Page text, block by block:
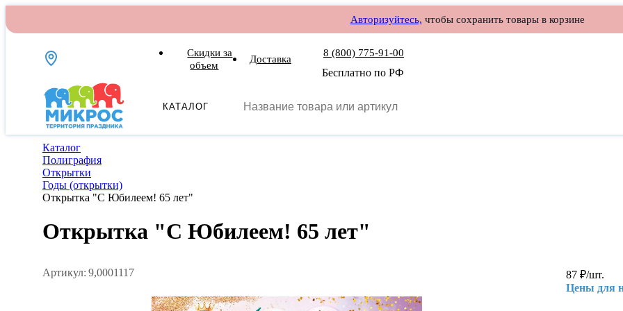
Авторизуйтесь, чтобы сохранить товары в корзине
Скидки за
объем
Доставка
8 (800) 775-91-00
Бесплатно по РФ
КАТАЛОГ
Каталог
Полиграфия
Открытки
Годы (открытки)
Открытка "С Юбилеем! 65 лет"
Открытка "С Юбилеем! 65 лет"
Артикул: 9,0001117 87₽/шт.
Цены для